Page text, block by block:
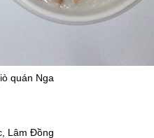
quán Nga
Lâm Đồng